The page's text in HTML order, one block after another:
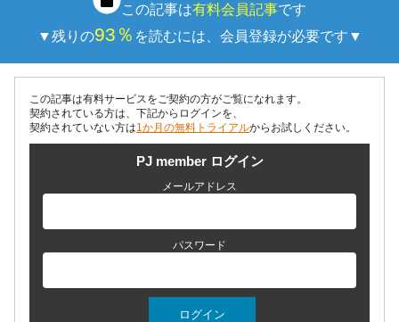
この記事は有料会員記事です
▼残りの93％ を読むには、会員登録が必要です▼
この記事は有料サービスをご契約の方がご覧になれます。
契約されている方は、下記からログインを、
契約されていない方は1か月の無料トライアルからお試しください。
PJ member ログイン
メールアドレス
パスワード